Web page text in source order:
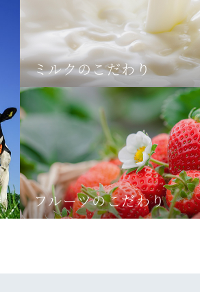
ミルクのこだわり
フルーツのこだわり